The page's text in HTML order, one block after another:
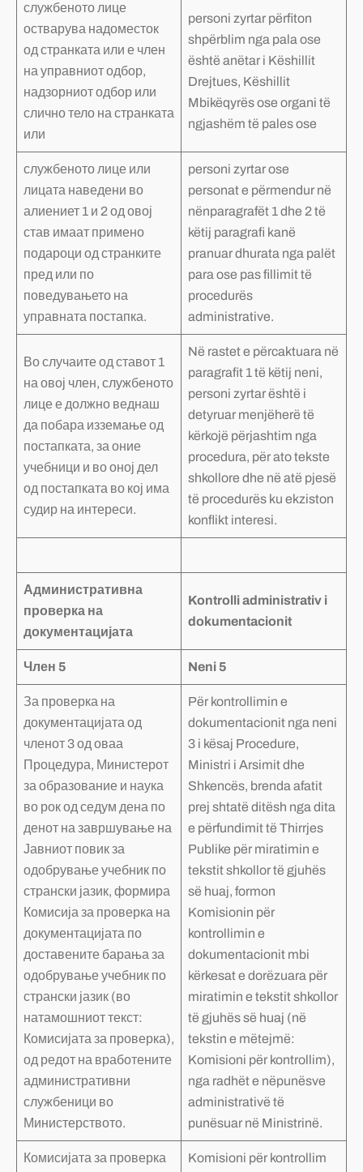
службеното лице
остварува надоместок
од странката или е член
на управниот одбор,
надзорниот одбор или
слично тело на странката
или
personi zyrtar përfiton
shpërblim nga pala ose
është anëtar i Këshillit
Drejtues, Këshillit
Mbikëqyrës ose organi të
ngjashëm të pales ose
службеното лице или
лицата наведени во
алиениет 1 и 2 од овој
став имаат примено
подароци од странките
пред или по
поведувањето на
управната постапка.
personi zyrtar ose
personat e përmendur në
nënparagrafët 1 dhe 2 të
këtij paragrafi kanë
pranuar dhurata nga palët
para ose pas fillimit të
procedurës
administrative.
Во случаите од ставот 1
на овој член, службеното
лице е должно веднаш
да побара изземање од
постапката, за оние
учебници и во оној дел
од постапката во кој има
судир на интереси.
Në rastet e përcaktuara në
paragrafit 1 të këtij neni,
personi zyrtar është i
detyruar menjëherë të
kërkojë përjashtim nga
procedura, për ato tekste
shkollore dhe në atë pjesë
të procedurës ku ekziston
konflikt interesi.
Административна
проверка на
документацијата
Kontrolli administrativ i
dokumentacionit
Член 5 Neni 5
За проверка на
документацијата од
членот 3 од оваа
Процедура, Министерот
за образование и наука
во рок од седум дена по
денот на завршување на
Јавниот повик за
одобрување учебник по
странски јазик, формира
Комисија за проверка на
документацијата по
доставените барања за
одобрување учебник по
странски јазик (во
натамошниот текст:
Комисијата за проверка),
од редот на вработените
административни
службеници во
Министерството.
Për kontrollimin e
dokumentacionit nga neni
3 i kësaj Procedure,
Ministri i Arsimit dhe
Shkencës, brenda afatit
prej shtatë ditësh nga dita
e përfundimit të Thirrjes
Publike për miratimin e
tekstit shkollor të gjuhës
së huaj, formon
Komisionin për
kontrollimin e
dokumentacionit mbi
kërkesat e dorëzuara për
miratimin e tekstit shkollor
të gjuhës së huaj (në
tekstin e mëtejmë:
Komisioni për kontrollim),
nga radhët e nëpunësve
administrativë të
punësuar në Ministrinë.
Комисијата за проверка Komisioni për kontrollim